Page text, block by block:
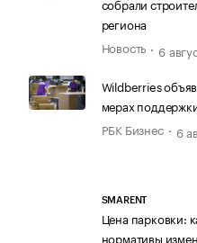
собрали
региона
Новость
6
Wildberries
мерах
РБК Бизнес
6
SMARENT
Цена парковки:
нормативы